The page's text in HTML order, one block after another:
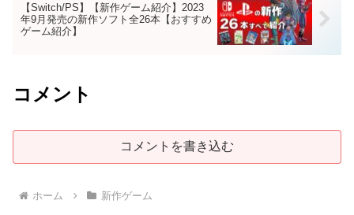
【Switch/PS】【新作ゲーム紹介】2023
年9月発売の新作ソフト全26本【おすすめ
ゲーム紹介】
コメント
コメントを書き込む
ホーム 新作ゲーム